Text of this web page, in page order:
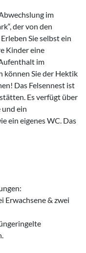
im
der von den
Sie selbst ein
Kinder eine
im
können Sie der Hektik
Das Felsennest ist
Es verfügt über
und ein
ein eigenes WC. Das
Erwachsene & zwei